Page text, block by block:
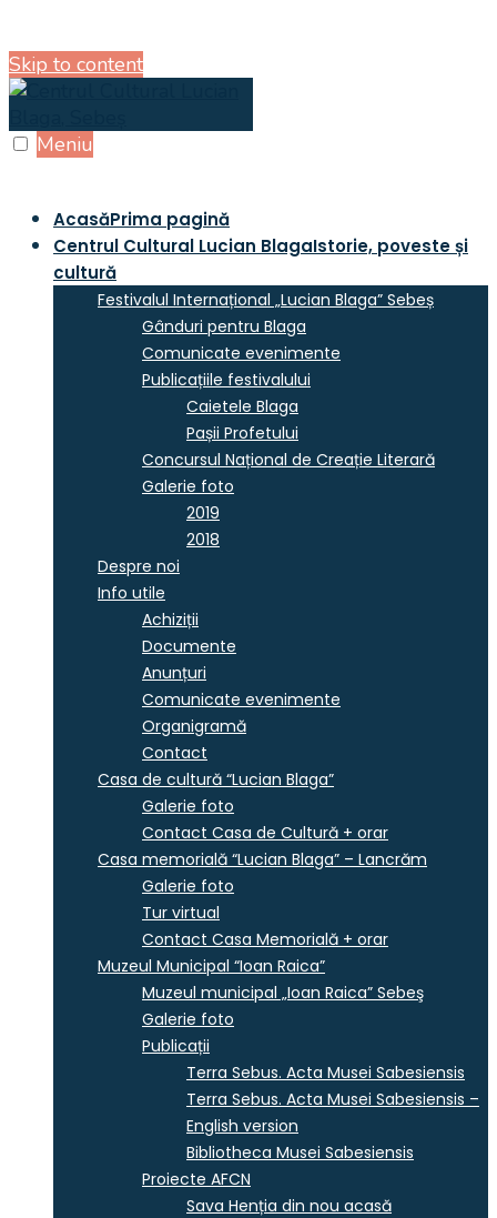
Skip to content
Meniu
AcasăPrima pagină
Centrul Cultural Lucian BlagaIstorie, poveste și
cultură
Festivalul Internațional „Lucian Blaga” Sebeș
Gânduri pentru Blaga
Comunicate evenimente
Publicațiile festivalului
Caietele Blaga
Pașii Profetului
Concursul Național de Creație Literară
Galerie foto
2019
2018
Despre noi
Info utile
Achiziții
Documente
Anunțuri
Comunicate evenimente
Organigramă
Contact
Casa de cultură “Lucian Blaga”
Galerie foto
Contact Casa de Cultură + orar
Casa memorială “Lucian Blaga” – Lancrăm
Galerie foto
Tur virtual
Contact Casa Memorială + orar
Muzeul Municipal “Ioan Raica”
Muzeul municipal „Ioan Raica” Sebeş
Galerie foto
Publicații
Terra Sebus. Acta Musei Sabesiensis
Terra Sebus. Acta Musei Sabesiensis –
English version
Bibliotheca Musei Sabesiensis
Proiecte AFCN
Sava Henția din nou acasă